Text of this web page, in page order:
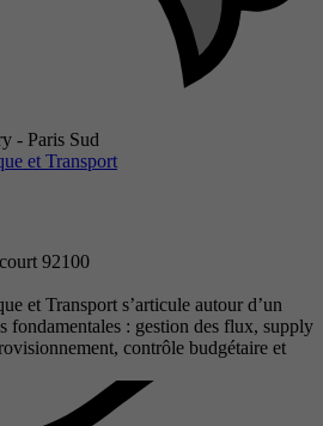
- Paris Sud
et Transport
92100
et Transport s’articule autour d’un
fondamentales : gestion des flux, supply
contrôle budgétaire et